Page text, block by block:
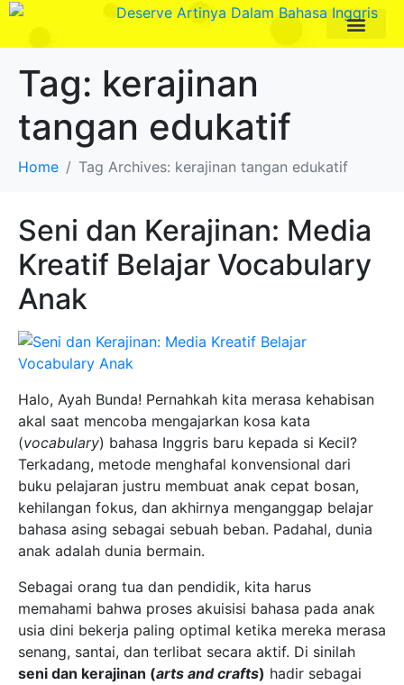
Tag: kerajinan
tangan edukatif
Home Tag Archives: kerajinan tangan edukatif
Seni dan Kerajinan: Media
Kreatif Belajar Vocabulary
Anak
Halo, Ayah Bunda! Pernahkah kita merasa kehabisan
akal saat mencoba mengajarkan kosa kata
(vocabulary) bahasa Inggris baru kepada si Kecil?
Terkadang, metode menghafal konvensional dari
buku pelajaran justru membuat anak cepat bosan,
kehilangan fokus, dan akhirnya menganggap belajar
bahasa asing sebagai sebuah beban. Padahal, dunia
anak adalah dunia bermain.
Sebagai orang tua dan pendidik, kita harus
memahami bahwa proses akuisisi bahasa pada anak
usia dini bekerja paling optimal ketika mereka merasa
senang, santai, dan terlibat secara aktif. Di sinilah
seni dan kerajinan (arts and crafts) hadir sebagai